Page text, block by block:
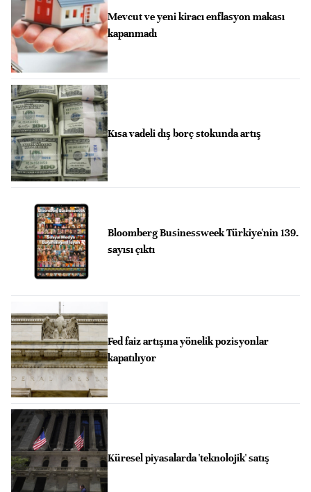
Mevcut ve yeni kiracı enflasyon makası
kapanmadı
Kısa vadeli dış borç stokunda artış
Bloomberg Businessweek Türkiye'nin 139.
sayısı çıktı
Fed faiz artışına yönelik pozisyonlar
kapatılıyor
Küresel piyasalarda 'teknolojik' satış